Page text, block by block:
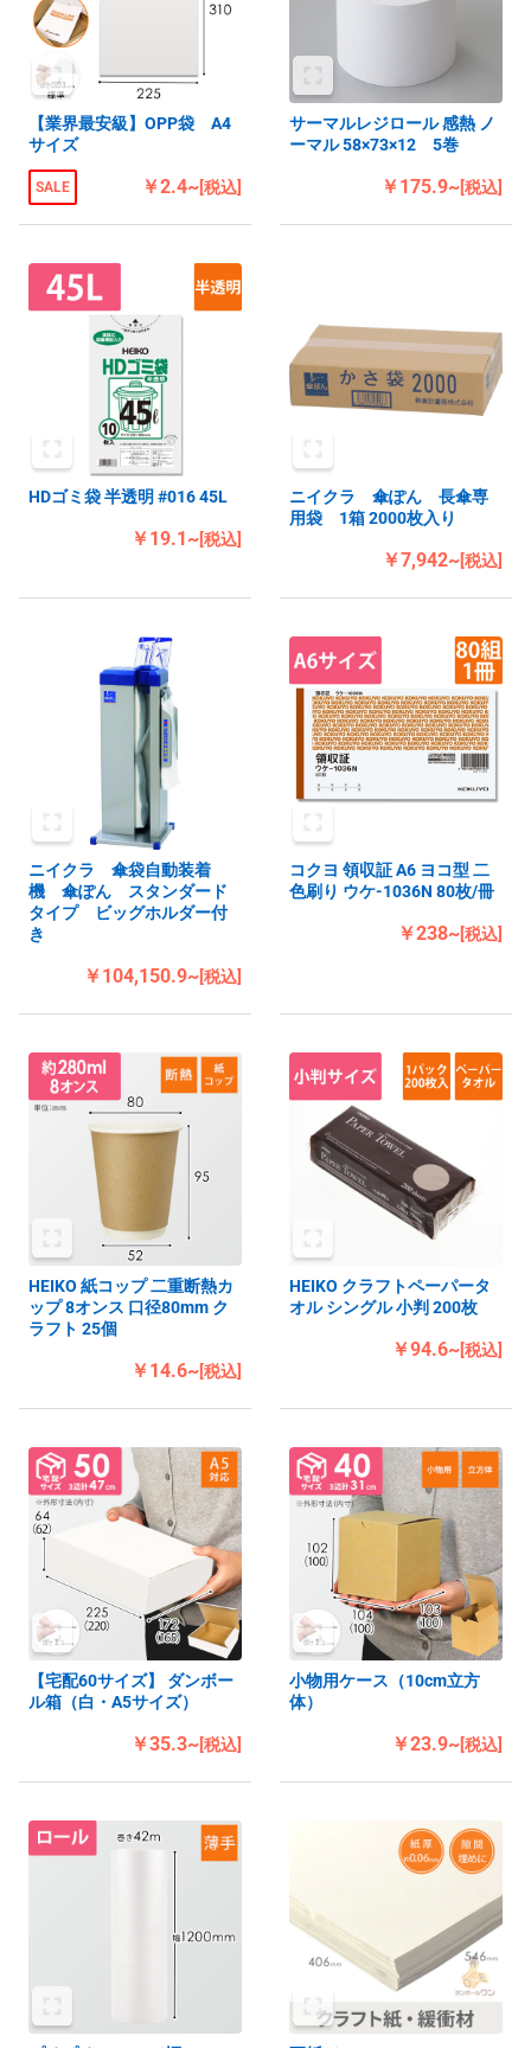
【業界最安級】OPP袋 A4
サイズ
SALE ￥2.4~[税込]
サーマルレジロール 感熱 ノ
ーマル 58×73×12 5巻
￥175.9~[税込]
HDゴミ袋 半透明 #016 45L
￥19.1~[税込]
ニイクラ 傘ぽん 長傘専
用袋 1箱 2000枚入り
￥7,942~[税込]
ニイクラ 傘袋自動装着
機 傘ぽん スタンダード
タイプ ビッグホルダー付
き
￥104,150.9~[税込]
コクヨ 領収証 A6 ヨコ型 二
色刷り ウケ-1036N 80枚/冊
￥238~[税込]
HEIKO 紙コップ 二重断熱カ
ップ 8オンス 口径80mm ク
ラフト 25個
￥14.6~[税込]
HEIKO クラフトペーパータ
オル シングル 小判 200枚
￥94.6~[税込]
【宅配60サイズ】 ダンボー
ル箱（白・A5サイズ）
￥35.3~[税込]
小物用ケース（10cm立方
体）
￥23.9~[税込]